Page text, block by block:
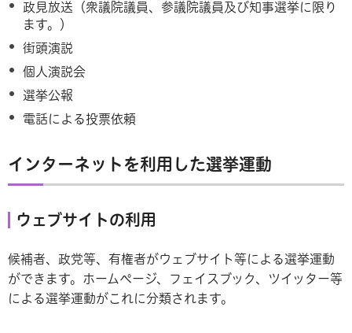
政見放送（衆議院議員、参議院議員及び知事選挙に限り
ます。）
街頭演説
個人演説会
選挙公報
電話による投票依頼
インターネットを利用した選挙運動
ウェブサイトの利用
候補者、政党等、有権者がウェブサイト等による選挙運動
ができます。ホームぺージ、フェイスブック、ツイッター等
による選挙運動がこれに分類されます。